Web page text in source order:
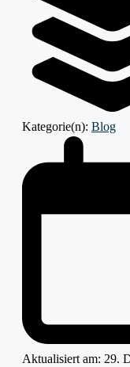
Kategorie(n): Blog
Aktualisiert am: 29.